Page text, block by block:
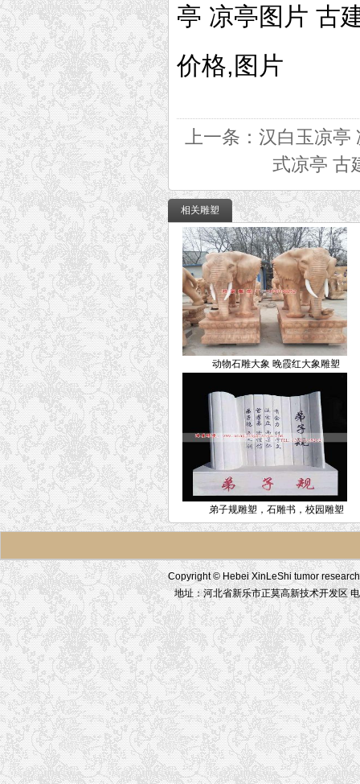
亭 凉亭图片 古
价格,图片
上一条： 汉白玉凉亭
式凉亭 古
相关雕塑
动物石雕大象 晚霞红大象雕塑
弟子规雕塑，石雕书，校园雕塑
Copyright © Hebei XinLeShi tumor
地址：河北省新乐市正莫高新技术开发区